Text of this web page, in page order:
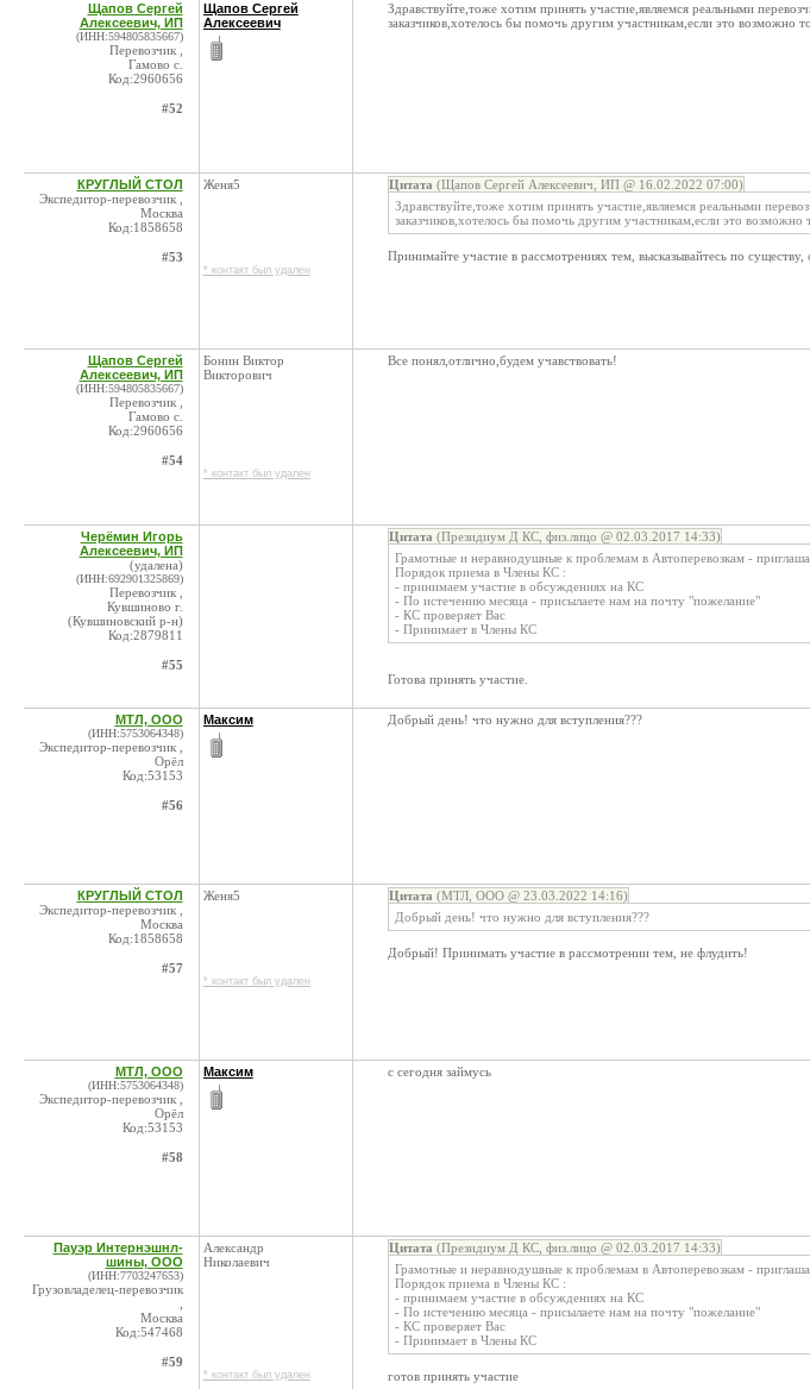
Щапов Сергей
Алексеевич, ИП
(ИНН:594805835667)
Перевозчик ,
Гамово с.
Код:2960656
#52
Щапов Сергей
Алексеевич
Здравствуйте,тоже хотим принять участие,являемся реальными
заказчиков,хотелось бы помочь другим участникам,если это возможно
КРУГЛЫЙ СТОЛ
Экспедитор-перевозчик ,
Москва
Код:1858658
#53
Женя5
* контакт был удален
Цитата (Щапов Сергей Алексеевич, ИП @ 16.02.2022 07:00)
Здравствуйте,тоже хотим принять участие,являемся реальными
заказчиков,хотелось бы помочь другим участникам,если это возможно
Принимайте участие в рассмотрениях тем, высказывайтесь по существу,
Щапов Сергей
Алексеевич, ИП
(ИНН:594805835667)
Перевозчик ,
Гамово с.
Код:2960656
#54
Бонин Виктор
Викторович
* контакт был удален
Все понял,отлично,будем учавствовать!
Черёмин Игорь
Алексеевич, ИП
(удалена)
(ИНН:692901325869)
Перевозчик ,
Кувшиново г.
(Кувшиновский р-н)
Код:2879811
#55
Цитата (Президиум Д КС, физ.лицо @ 02.03.2017 14:33)
Грамотные и неравнодушные к проблемам в Автоперевозкам -
Порядок приема в Члены КС :
- принимаем участие в обсуждениях на КС
- По истечению месяца - присылаете нам на почту "пожелание"
- КС проверяет Вас
- Принимает в Члены КС
Готова принять участие.
МТЛ, ООО
(ИНН:5753064348)
Экспедитор-перевозчик ,
Орёл
Код:53153
#56
Максим Добрый день! что нужно для вступления???
КРУГЛЫЙ СТОЛ
Экспедитор-перевозчик ,
Москва
Код:1858658
#57
Женя5
* контакт был удален
Цитата (МТЛ, ООО @ 23.03.2022 14:16)
Добрый день! что нужно для вступления???
Добрый! Принимать участие в рассмотрении тем, не флудить!
МТЛ, ООО
(ИНН:5753064348)
Экспедитор-перевозчик ,
Орёл
Код:53153
#58
Максим с сегодня займусь
Пауэр Интернэшнл-
шины, ООО
(ИНН:7703247653)
Грузовладелец-перевозчик
Москва
Код:547468
#59
Александр
Николаевич
* контакт был удален
Цитата (Президиум Д КС, физ.лицо @ 02.03.2017 14:33)
Грамотные и неравнодушные к проблемам в Автоперевозкам -
Порядок приема в Члены КС :
- принимаем участие в обсуждениях на КС
- По истечению месяца - присылаете нам на почту "пожелание"
- КС проверяет Вас
- Принимает в Члены КС
готов принять участие